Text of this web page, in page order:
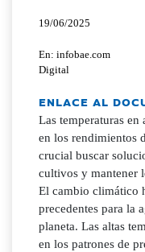
19/06/2025
En: infobae.com
Digital
ENLACE AL
Las temperaturas
en los rendimientos
crucial buscar
cultivos y mantener
El cambio climático
precedentes para la
planeta. Las altas
en los patrones de